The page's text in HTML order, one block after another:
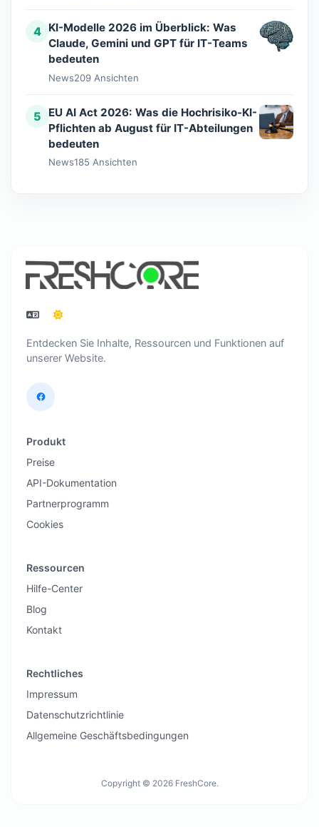
4
KI-Modelle 2026 im Überblick: Was
Claude, Gemini und GPT für IT-Teams
bedeuten
News209 Ansichten
5
EU AI Act 2026: Was die Hochrisiko-KI-
Pflichten ab August für IT-Abteilungen
bedeuten
News185 Ansichten
Entdecken Sie Inhalte, Ressourcen und Funktionen auf
unserer Website.
Produkt
Preise
API-Dokumentation
Partnerprogramm
Cookies
Ressourcen
Hilfe-Center
Blog
Kontakt
Rechtliches
Impressum
Datenschutzrichtlinie
Allgemeine Geschäftsbedingungen
Copyright © 2026 FreshCore.